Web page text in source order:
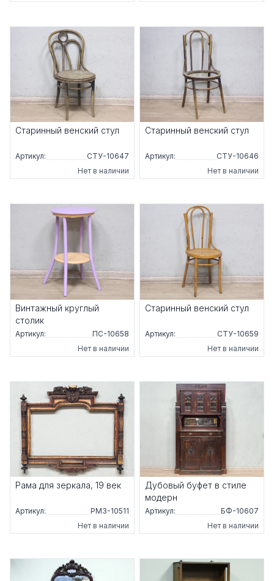
Старинный венский стул
Артикул:
СТУ-10647
Нет в наличии
Старинный венский стул
Артикул:
СТУ-10646
Нет в наличии
Винтажный круглый
столик
Артикул:
ПС-10658
Нет в наличии
Старинный венский стул
Артикул:
СТУ-10659
Нет в наличии
Рама для зеркала, 19 век
Артикул:
РМЗ-10511
Нет в наличии
Дубовый буфет в стиле
модерн
Артикул:
БФ-10607
Нет в наличии